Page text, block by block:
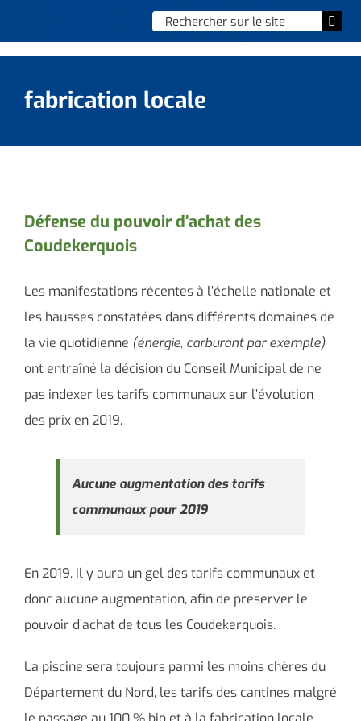
Chercher
:
Vie municipale
Culture et loisirs
Social & solidarité
Contacter le maire
fabrication locale
Défense du pouvoir d’achat des
Coudekerquois
Les manifestations récentes à l’échelle nationale et
les hausses constatées dans différents domaines de
la vie quotidienne (énergie, carburant par exemple)
ont entraîné la décision du Conseil Municipal de ne
pas indexer les tarifs communaux sur l’évolution
des prix en 2019.
Aucune augmentation des tarifs
communaux pour 2019
En 2019, il y aura un gel des tarifs communaux et
donc aucune augmentation, afin de préserver le
pouvoir d’achat de tous les Coudekerquois.
La piscine sera toujours parmi les moins chères du
Département du Nord, les tarifs des cantines malgré